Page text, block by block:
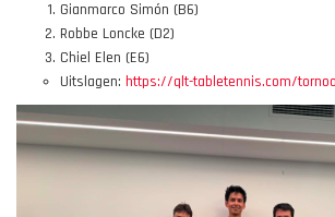
Gianmarco Simón (B6)
Robbe Loncke (D2)
Chiel Elen (E6)
Uitslagen: https://qlt-tabletennis.com/